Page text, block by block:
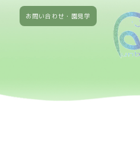
お問い合わせ・園見学